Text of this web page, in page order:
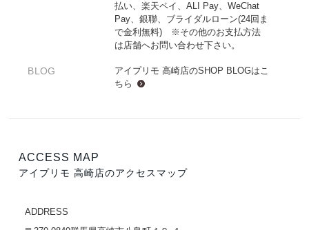
払い、楽天ペイ、ALI Pay、WeChat
Pay、銀聯、ブライダルローン(24回ま
で金利無料) ※その他のお支払方法
は店舗へお問い合わせ下さい。
BLOG アイプリモ 高崎店のSHOP BLOGはこ
ちら
ACCESS MAP
アイプリモ 高崎店のアクセスマップ
ADDRESS